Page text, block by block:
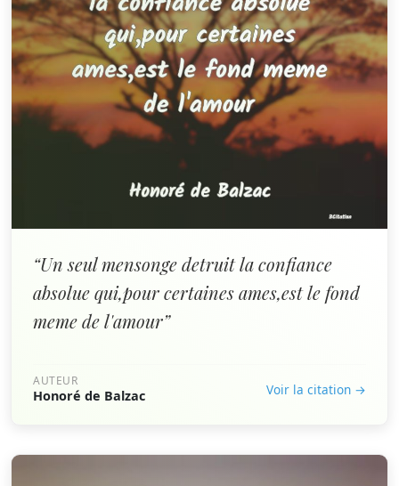
“Un seul mensonge detruit la confiance
absolue qui,pour certaines ames,est le fond
meme de l'amour”
AUTEUR
Honoré de Balzac Voir la citation →